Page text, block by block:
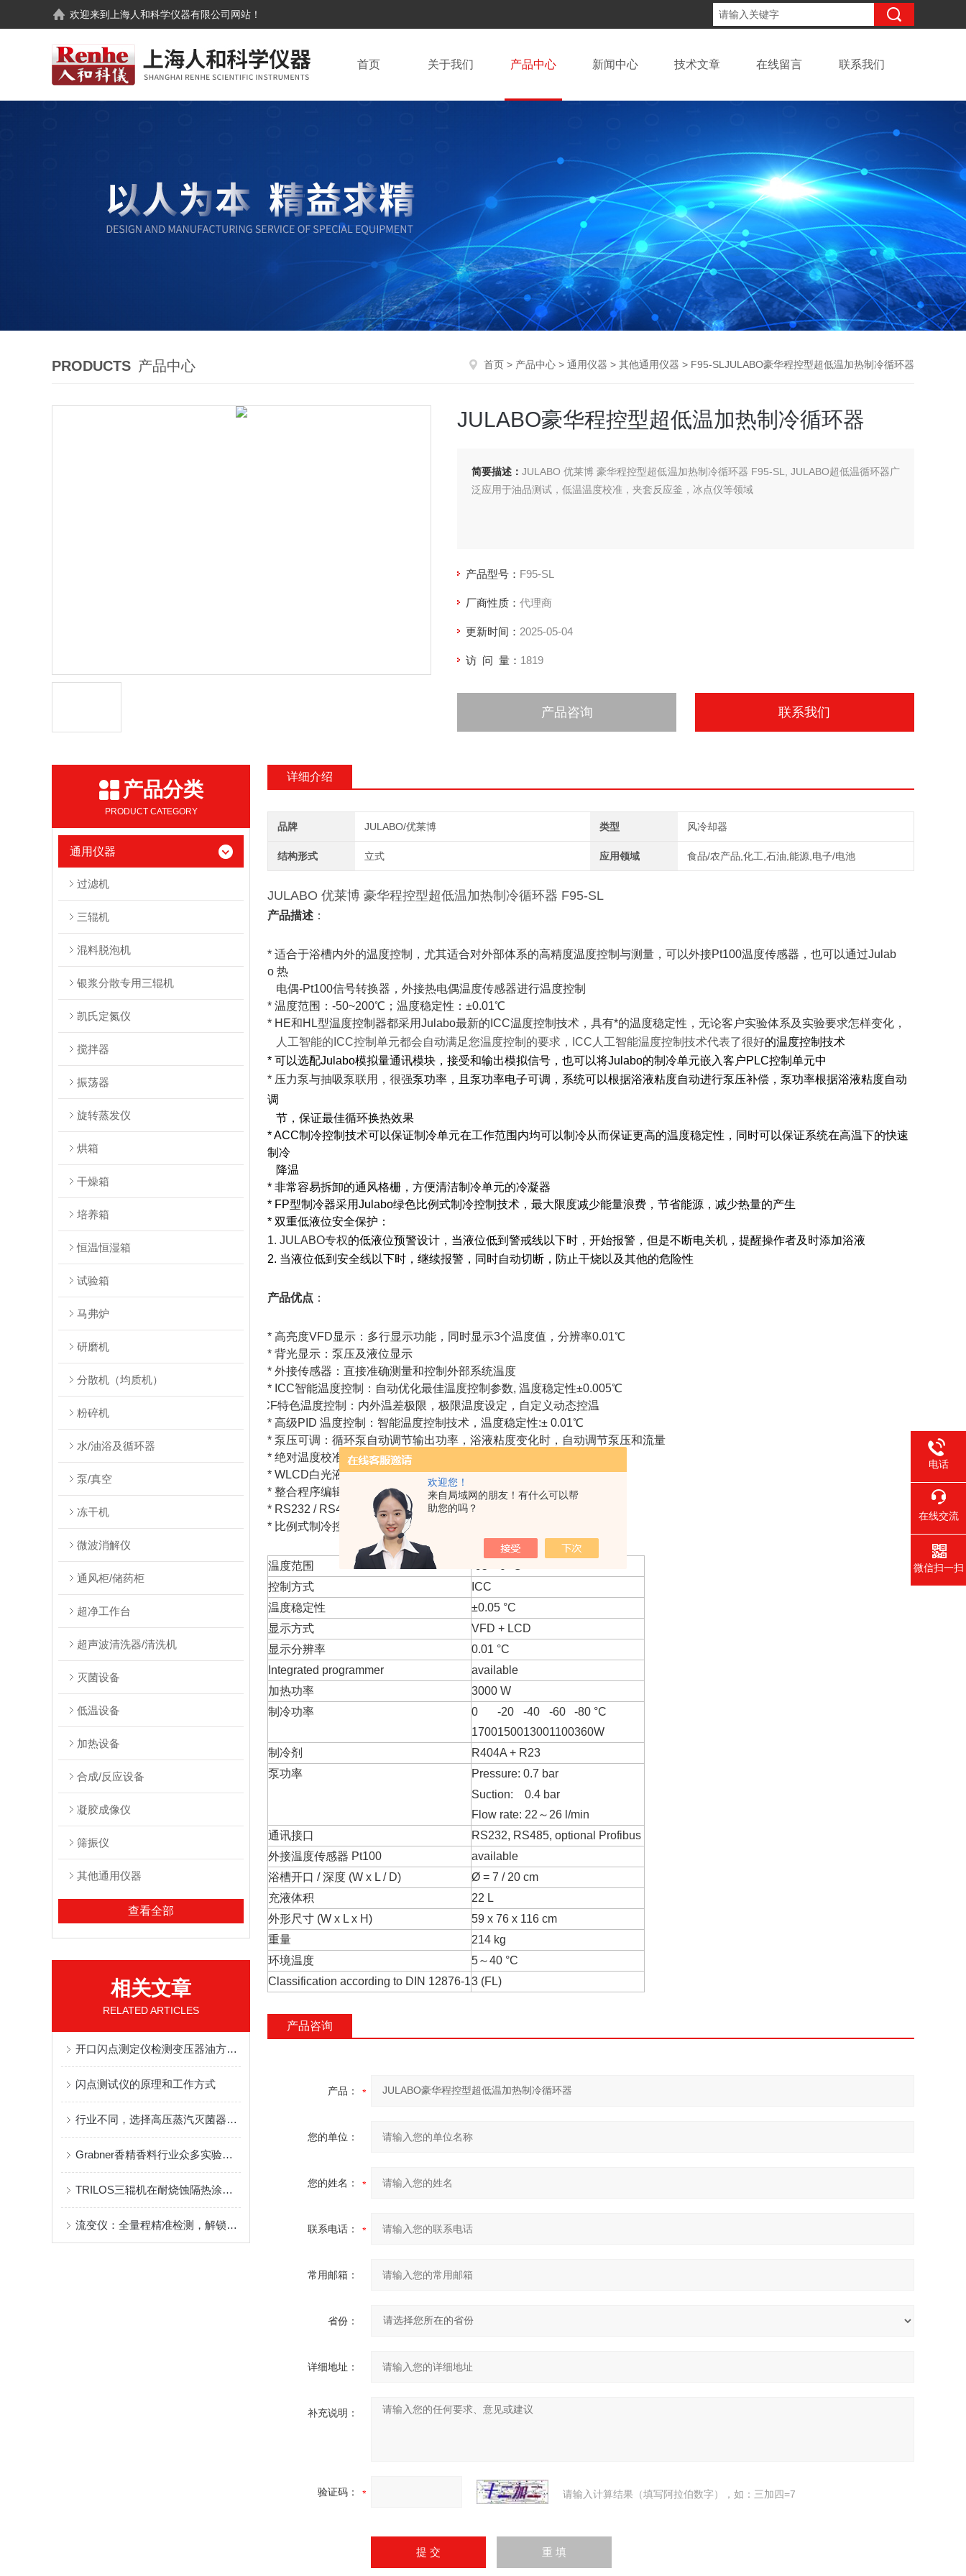
欢迎您！
来自局域网的朋友！有什么可以帮
助您的吗？
欢迎来到 上海人和科学仪器有限公司 网站！
首页 关于我们 产品中心 新闻中心 技术文章 在线留言 联系我们
PRODUCTS 产品中心 首页 > 产品中心 > 通用仪器 > 其他通用仪器 > F95-SLJULABO豪华程控型超低温加热制冷循环器
JULABO豪华程控型超低温加热制冷循环器
简要描述：JULABO 优莱博 豪华程控型超低温加热制冷循环器 F95-SL, JULABO超低温循环器广
泛应用于油品测试，低温温度校准，夹套反应釜，冰点仪等领域
产品型号： F95-SL
厂商性质： 代理商
更新时间： 2025-05-04
访 问 量： 1819
产品咨询 联系我们
产品分类
PRODUCT CATEGORY
通用仪器
过滤机
三辊机
混料脱泡机
银浆分散专用三辊机
凯氏定氮仪
搅拌器
振荡器
旋转蒸发仪
烘箱
干燥箱
培养箱
恒温恒湿箱
试验箱
马弗炉
研磨机
分散机（均质机）
粉碎机
水/油浴及循环器
泵/真空
冻干机
微波消解仪
通风柜/储药柜
超净工作台
超声波清洗器/清洗机
灭菌设备
低温设备
加热设备
合成/反应设备
凝胶成像仪
筛振仪
其他通用仪器
查看全部
相关文章
RELATED ARTICLES
开口闪点测定仪检测变压器油方法步骤
闪点测试仪的原理和工作方式
行业不同，选择高压蒸汽灭菌器也不同
Grabner香精香料行业众多实验室闪点测试的产品
TRILOS三辊机在耐烧蚀隔热涂料中的应用
流变仪：全量程精准检测，解锁物料流动特性密码
详细介绍
品牌 JULABO/优莱博 类型 风冷却器
结构形式 立式 应用领域 食品/农产品,化工,石油,能源,电子/电池
JULABO 优莱博 豪华程控型超低温加热制冷循环器 F95-SL
产品描述 ：
* 适合于浴槽内外的温度控制，尤其适合对外部体系的高精度温度控制与测量，可以外接Pt100温度传感器，也可以通过Julab
o 热
电偶-Pt100信号转换器，外接热电偶温度传感器进行温度控制
* 温度范围： -50~200℃；温度稳定性：±0.01℃
* HE和HL型温度控制器都采用Julabo最新的ICC温度控制技术，具有*的温度稳定性，无论客户实验体系及实验要求怎样变化，
人工智能的ICC控制单元都会自动满足您温度控制的要求，ICC人工智能温度控制技术代表了很好的温度控制技术
* 可以选配Julabo模拟量通讯模块，接受和输出模拟信号，也可以将Julabo的制冷单元嵌入客户PLC控制单元中
* 压力泵与抽吸泵联用，很强泵功率，且泵功率电子可调，系统可以根据浴液粘度自动进行泵压补偿，泵功率根据浴液粘度自动
调
节，保证最佳循环换热效果
* ACC制冷控制技术可以保证制冷单元在工作范围内均可以制冷从而保证更高的温度稳定性，同时可以保证系统在高温下的快速
制冷
降温
* 非常容易拆卸的通风格栅，方便清洁制冷单元的冷凝器
* FP型制冷器采用Julabo绿色比例式制冷控制技术，最大限度减少能量浪费，节省能源，减少热量的产生
* 双重低液位安全保护：
1. JULABO专权的低液位预警设计，当液位低到警戒线以下时，开始报警，但是不断电关机，提醒操作者及时添加浴液
2. 当液位低到安全线以下时，继续报警，同时自动切断，防止干烧以及其他的危险性
产品优点 ：
* 高亮度VFD显示：多行显示功能，同时显示3个温度值，分辨率0.01℃
* 背光显示：泵压及液位显示
* 外接传感器：直接准确测量和控制外部系统温度
* ICC智能温度控制：自动优化最佳温度控制参数, 温度稳定性±0.005℃
* TCF特色温度控制：内外温差极限，极限温度设定，自定义动态控温
* 高级PID 温度控制：智能温度控制技术，温度稳定性:± 0.01℃
* 泵压可调：循环泵自动调节输出功率，浴液粘度变化时，自动调节泵压和流量
* 绝对温度校准：3点温度校准
* WLCD白光液晶显示：便于程序化控制操作的四行数据显示
* 整合程序编辑器：可设置6 profiles X60steps温度控制程序
* RS232 / RS485接口：在线通讯接口，Profibus总线控制
* 比例式制冷控制技术
温度范围
控制方式
ICC
温度稳定性
±0.05 °C
显示方式
VFD + LCD
显示分辨率
0.01 °C
Integrated programmer
available
加热功率
3000 W
制冷功率
0 -20 -40 -60 -80 °C
1700150013001100360W
制冷剂
R404A + R23
泵功率
Pressure: 0.7 bar
Suction: 0.4 bar
Flow rate: 22～26 l/min
通讯接口
RS232, RS485, optional Profibus
外接温度传感器 Pt100
available
浴槽开口 / 深度 (W x L / D)
Ø = 7 / 20 cm
充液体积
22 L
外形尺寸 (W x L x H)
59 x 76 x 116 cm
重量
214 kg
环境温度
5～40 °C
Classification according to DIN 12876-13 (FL)
产品咨询
产品：
您的单位：
您的姓名：
联系电话：
常用邮箱：
省份：
详细地址：
补充说明：
验证码： 请输入计算结果（填写阿拉伯数字），如：三加四=7
电话
在线交流
微信扫一扫